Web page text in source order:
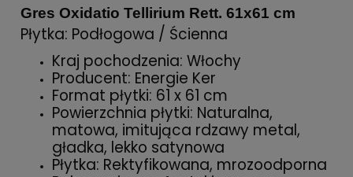
Gres Oxidatio Tellirium Rett. 61x61 cm
Płytka: Podłogowa / Ścienna
Kraj pochodzenia: Włochy
Producent: Energie Ker
Format płytki: 61 x 61 cm
Powierzchnia płytki: Naturalna,
matowa, imitująca rdzawy metal,
gładka, lekko satynowa
Płytka: Rektyfikowana, mrozoodporna